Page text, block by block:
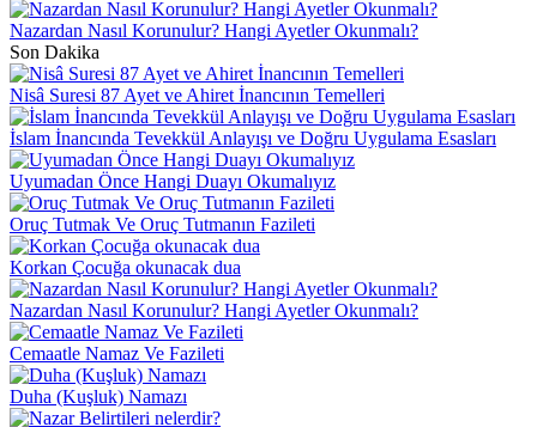
Nazardan Nasıl Korunulur? Hangi Ayetler Okunmalı?
Son Dakika
Nisâ Suresi 87 Ayet ve Ahiret İnancının Temelleri
İslam İnancında Tevekkül Anlayışı ve Doğru Uygulama Esasları
Uyumadan Önce Hangi Duayı Okumalıyız
Oruç Tutmak Ve Oruç Tutmanın Fazileti
Korkan Çocuğa okunacak dua
Nazardan Nasıl Korunulur? Hangi Ayetler Okunmalı?
Cemaatle Namaz Ve Fazileti
Duha (Kuşluk) Namazı